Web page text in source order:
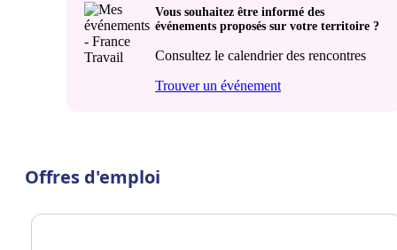
Vous souhaitez être informé des
événements proposés sur votre territoire ?
Consultez le calendrier des rencontres
Trouver un événement
Offres d'emploi